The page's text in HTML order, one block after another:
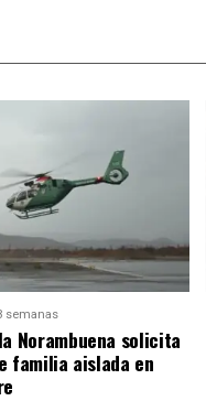
semanas
Norambuena solicita
familia aislada en